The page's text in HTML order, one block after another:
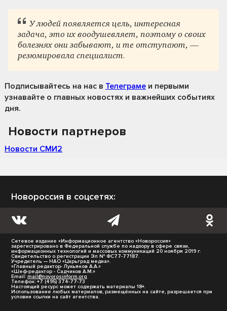
У людей появляется цель, интересная
задача, это их воодушевляет, поэтому о своих
болезнях они забывают, и те отступают, —
резюмировала специалист.
Подписывайтесь на нас в Телеграме и первыми
узнавайте о главных новостях и важнейших событиях
дня.
Новости партнеров
Новости СМИ2
Новороссия в соцсетях:
Сетевое издание «Информационное агентство «Новороссия»
зарегистрировано в Федеральной службе по надзору в сфере связи,
информационных технологий и массовых коммуникаций 20 ноября 2019 г.
Свидетельство о регистрации Эл № ФС77-77187.
Учредитель — НАО «Царьград медиа».
«Главный редактор- Лукьянов А.А.»
«Шеф-редактор - Садчиков А.М.»
Email: mail@novorosinform.org
Телефон: +7 (495) 374-77-73
Настоящий ресурс может содержать материалы 18+.
Использование любых материалов, размещённых на сайте, разрешается при
условии ссылки на сайт агентства.